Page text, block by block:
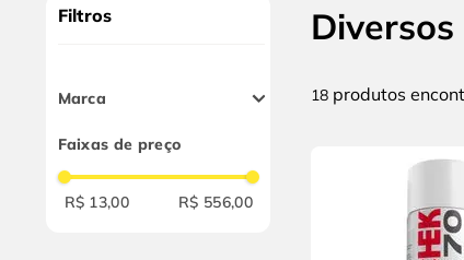
Filtros
Marca
Quimatic Tapmatic
Walter
Vipal
Faixas de preço
R$ 13,00 R$ 556,00
Diversos
18 produtos